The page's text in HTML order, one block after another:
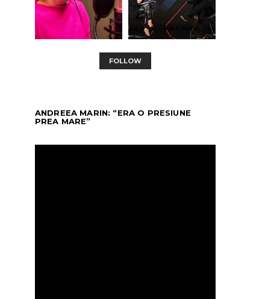
FOLLOW
ANDREEA MARIN: “ERA O PRESIUNE
PREA MARE”